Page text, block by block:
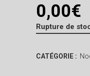
0,00€
Rupture de
CATÉGORIE :